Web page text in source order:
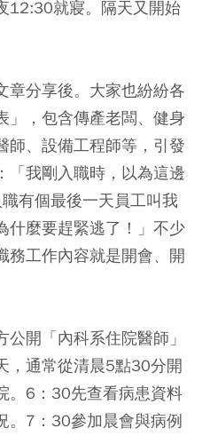
12:30就寢。隔天又開始
章分享後。大家也紛紛各
，包含傳產老闆、健身
師、設備工程師等，引發
「我剛入職時，以為這邊
有個最後一天員工叫我
麼要趕緊逃了！」不少
務工作內容就是開會、開
開「內科系住院醫師」
，通常從清晨5點30分開
。6：30先查看病患資料
。7：30參加晨會與病例